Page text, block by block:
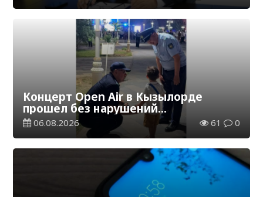
Концерт Open Air в Кызылорде
прошел без нарушений
общественного порядка
06.08.2026 61 0